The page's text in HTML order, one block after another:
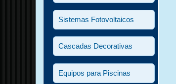
Sistemas Fotovoltaicos
Cascadas Decorativas
Equipos para Piscinas